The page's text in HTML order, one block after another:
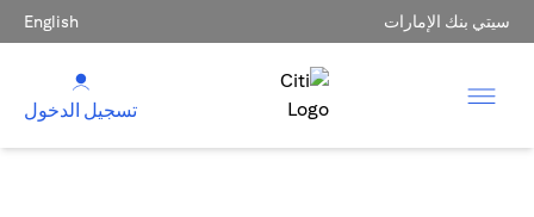
سيتي بنك الإمارات English
تسجيل الدخول